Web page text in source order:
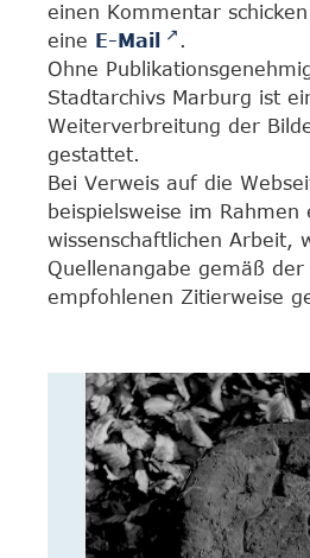
einen Kommentar
eine E-Mail
.
Ohne
Stadtarchivs Marburg ist
Weiterverbreitung der
gestattet.
Bei Verweis auf die
beispielsweise im Rahmen
wissenschaftlichen Arbeit,
Quellenangabe gemäß der
empfohlenen Zitierweise